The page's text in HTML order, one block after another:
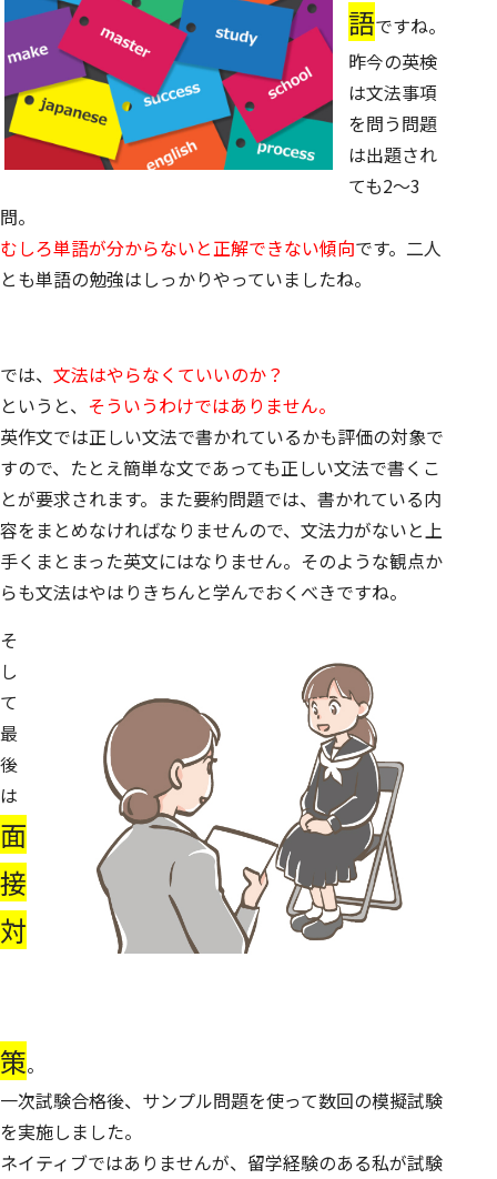
語ですね。
昨今の英検
は文法事項
を問う問題
は出題され
ても2～3
問。
むしろ単語が分からないと正解できない傾向です。二人
とも単語の勉強はしっかりやっていましたね。
では、 文法はやらなくていいのか？
というと、 そういうわけではありません。
英作文では正しい文法で書かれているかも評価の対象で
すので、たとえ簡単な文であっても正しい文法で書くこ
とが要求されます。また要約問題では、書かれている内
容をまとめなければなりませんので、文法力がないと上
手くまとまった英文にはなりません。そのような観点か
らも文法はやはりきちんと学んでおくべきですね。
そ
し
て
最
後
は
面
接
対
策。
一次試験合格後、 サンプル問題を使って数回の模擬試験
を実施しました。
ネイティブではありませんが、留学経験のある私が試験